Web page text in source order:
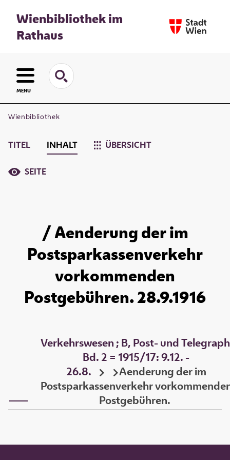
Wienbibliothek im
Rathaus
MENU
Wienbibliothek
TITEL INHALT ÜBERSICHT
SEITE
/ Aenderung der im
Postsparkassenverkehr
vorkommenden
Postgebühren. 28.9.1916
Verkehrswesen ; B, Post- und
Bd. 2 = 1915/17: 9.12. -
26.8.
Aenderung der im
Postsparkassenverkehr
Postgebühren.